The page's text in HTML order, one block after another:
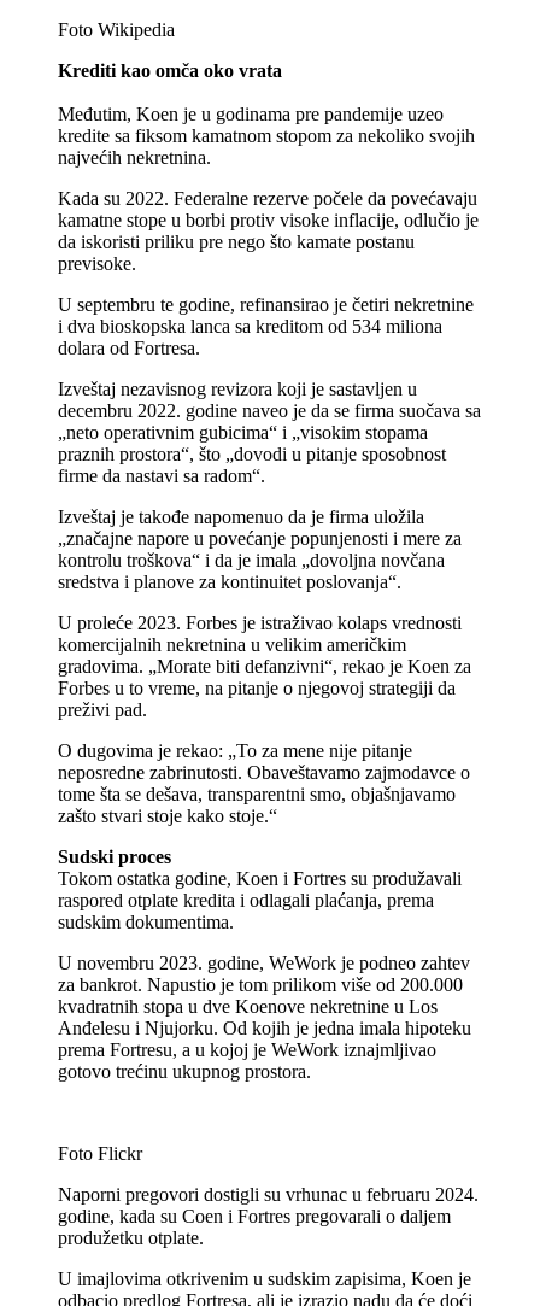
Foto Wikipedia
Krediti kao omča oko vrata
Međutim, Koen je u godinama pre pandemije uzeo
kredite sa fiksom kamatnom stopom za nekoliko svojih
najvećih nekretnina.
Kada su 2022. Federalne rezerve počele da povećavaju
kamatne stope u borbi protiv visoke inflacije, odlučio je
da iskoristi priliku pre nego što kamate postanu
previsoke.
U septembru te godine, refinansirao je četiri nekretnine
i dva bioskopska lanca sa kreditom od 534 miliona
dolara od Fortresa.
Izveštaj nezavisnog revizora koji je sastavljen u
decembru 2022. godine naveo je da se firma suočava sa
„neto operativnim gubicima“ i „visokim stopama
praznih prostora“, što „dovodi u pitanje sposobnost
firme da nastavi sa radom“.
Izveštaj je takođe napomenuo da je firma uložila
„značajne napore u povećanje popunjenosti i mere za
kontrolu troškova“ i da je imala „dovoljna novčana
sredstva i planove za kontinuitet poslovanja“.
U proleće 2023. Forbes je istraživao kolaps vrednosti
komercijalnih nekretnina u velikim američkim
gradovima. „Morate biti defanzivni“, rekao je Koen za
Forbes u to vreme, na pitanje o njegovoj strategiji da
preživi pad.
O dugovima je rekao: „To za mene nije pitanje
neposredne zabrinutosti. Obaveštavamo zajmodavce o
tome šta se dešava, transparentni smo, objašnjavamo
zašto stvari stoje kako stoje.“
Sudski proces
Tokom ostatka godine, Koen i Fortres su produžavali
raspored otplate kredita i odlagali plaćanja, prema
sudskim dokumentima.
U novembru 2023. godine, WeWork je podneo zahtev
za bankrot. Napustio je tom prilikom više od 200.000
kvadratnih stopa u dve Koenove nekretnine u Los
Anđelesu i Njujorku. Od kojih je jedna imala hipoteku
prema Fortresu, a u kojoj je WeWork iznajmljivao
gotovo trećinu ukupnog prostora.
Foto Flickr
Naporni pregovori dostigli su vrhunac u februaru 2024.
godine, kada su Coen i Fortres pregovarali o daljem
produžetku otplate.
U imajlovima otkrivenim u sudskim zapisima, Koen je
odbacio predlog Fortresa, ali je izrazio nadu da će doći